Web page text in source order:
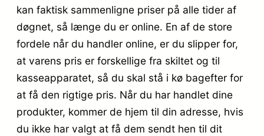
kan faktisk sammenligne priser på alle tider af
døgnet, så længe du er online. En af de store
fordele når du handler online, er du slipper for,
at varens pris er forskellige fra skiltet og til
kasseapparatet, så du skal stå i kø bagefter for
at få den rigtige pris. Når du har handlet dine
produkter, kommer de hjem til din adresse, hvis
du ikke har valgt at få dem sendt hen til dit